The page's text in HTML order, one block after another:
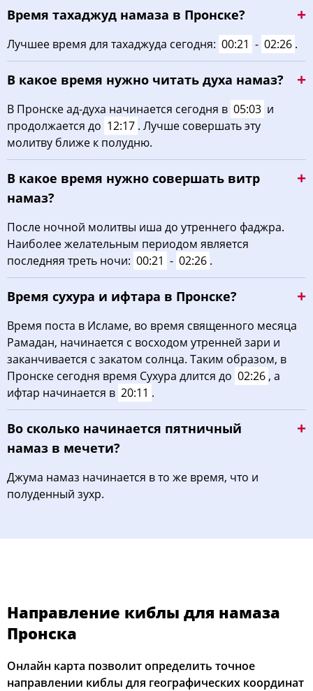
22, Сб 03:03 05:11 16:19
03:06 05:13 12:24 16:18 19:34 21:31
24, Пн 03:09 05:15 12:24 16:16 19:32 21:27
25, Вт 03:12 05:17 12:24 16:15 19:30
03:15 05:19 12:23
27, Чт 03:18 05:20 12:23 16:12 19:25 21:18
29, Сб 03:23 05:24 12:23 16:09 19:20
30, Вс 03:26 05:26 12:22 16:08 19:18 21:08
03:29 05:28 12:22 16:06
Время тахаджуд намаза в Пронске?
Лучшее время для тахаджуда сегодня: 00:21 - 02:26 .
В какое время нужно читать духа намаз?
В Пронске ад-духа начинается сегодня в 05:03 и
продолжается до 12:17 . Лучше совершать эту
молитву ближе к полудню.
В какое время нужно совершать витр
намаз?
После ночной молитвы иша до утреннего фаджра.
Наиболее желательным периодом является
последняя треть ночи: 00:21 - 02:26 .
Время сухура и ифтара в Пронске?
Время поста в Исламе, во время священного месяца
Рамадан, начинается с восходом утренней зари и
заканчивается с закатом солнца. Таким образом, в
Пронске сегодня время Сухура длится до 02:26 , а
ифтар начинается в 20:11 .
Во сколько начинается пятничный
намаз в мечети?
Джума намаз начинается в то же время, что и
полуденный зухр.
Направление киблы для намаза
Пронска
Онлайн карта позволит определить точное
направлении киблы для географических координат